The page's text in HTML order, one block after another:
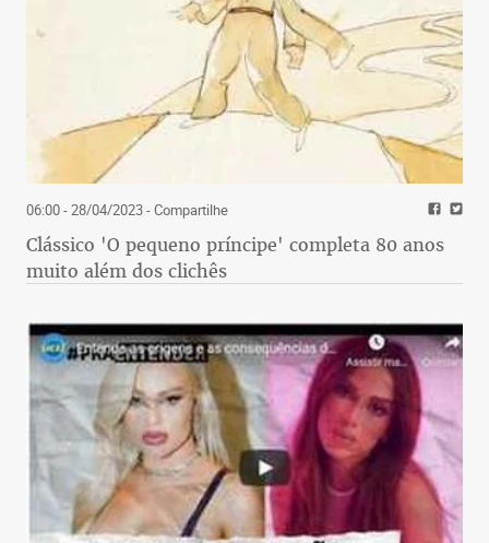
06:00 - 28/04/2023- Compartilhe
Clássico 'O pequeno príncipe' completa 80 anos
muito além dos clichês